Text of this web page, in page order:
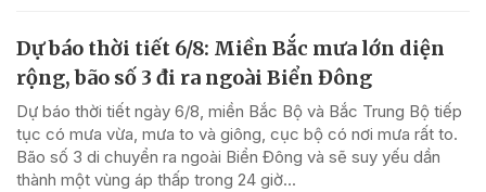
Dự báo thời tiết 6/8: Miền Bắc mưa lớn diện
rộng, bão số 3 đi ra ngoài Biển Đông
Dự báo thời tiết ngày 6/8, miền Bắc Bộ và Bắc Trung Bộ tiếp
tục có mưa vừa, mưa to và giông, cục bộ có nơi mưa rất to.
Bão số 3 di chuyển ra ngoài Biển Đông và sẽ suy yếu dần
thành một vùng áp thấp trong 24 giờ...